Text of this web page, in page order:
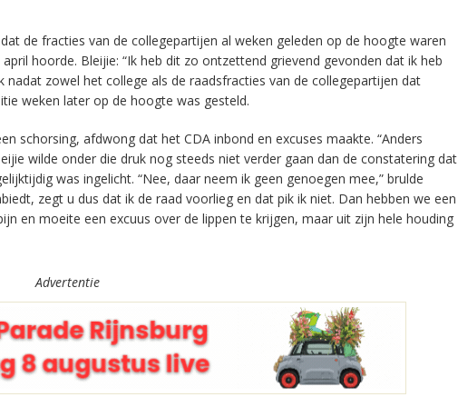
de fracties van de collegepartijen al weken geleden op de hoogte waren
hoorde. Bleijie: “Ik heb dit zo ontzettend grievend gevonden dat ik heb
nadat zowel het college als de raadsfracties van de collegepartijen dat
weken later op de hoogte was gesteld.
schorsing, afdwong dat het CDA inbond en excuses maakte. “Anders
wilde onder die druk nog steeds niet verder gaan dan de constatering dat
was ingelicht. “Nee, daar neem ik geen genoegen mee,” brulde
zegt u dus dat ik de raad voorlieg en dat pik ik niet. Dan hebben we een
en moeite een excuus over de lippen te krijgen, maar uit zijn hele houding
Advertentie